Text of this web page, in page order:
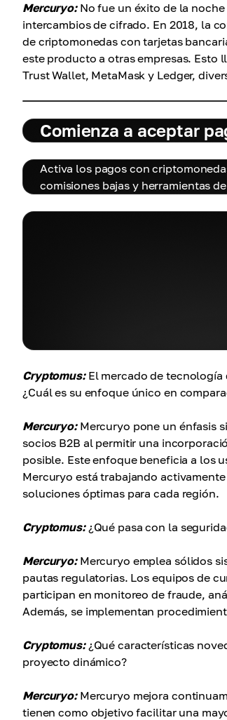
Mercuryo:No fue un éxito de la
intercambios de cifrado. En 2018, la
de criptomonedas con tarjetas
este producto a otras empresas. Esto
Trust Wallet, MetaMask y Ledger,
Comienza a aceptar
Activa los pagos con
comisiones bajas y herramientas
Cryptomus:El mercado de tecnología
¿Cuál es su enfoque único en
Mercuryo:Mercuryo pone un énfasis
socios B2B al permitir una
posible. Este enfoque beneficia a los
Mercuryo está trabajando
soluciones óptimas para cada región.
Cryptomus:¿Qué pasa con la
Mercuryo:Mercuryo emplea sólidos
pautas regulatorias. Los equipos de
participan en monitoreo de fraude,
Además, se implementan
Cryptomus:¿Qué características
proyecto dinámico?
Mercuryo:Mercuryo mejora
tienen como objetivo facilitar una